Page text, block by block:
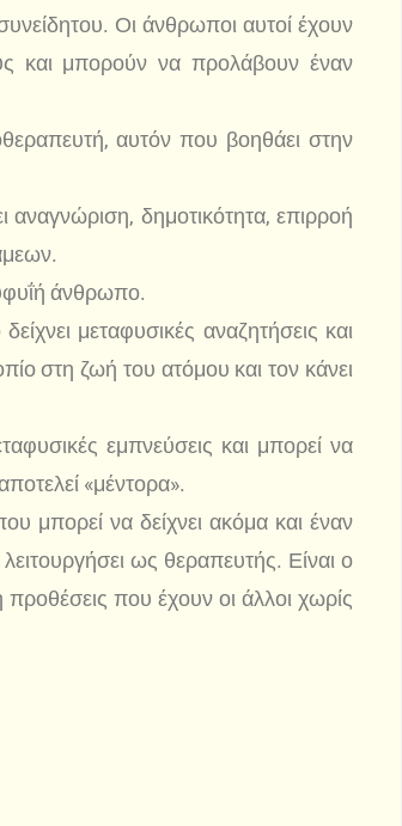
Οι άνθρωποι αυτοί έχουν
και μπορούν να προλάβουν έναν
αυτόν που βοηθάει στην
δημοτικότητα, επιρροή
άνθρωπο.
μεταφυσικές αναζητήσεις και
στη ζωή του ατόμου και τον κάνει
εμπνεύσεις και μπορεί να
«μέντορα».
μπορεί να δείχνει ακόμα και έναν
ως θεραπευτής. Είναι ο
προθέσεις που έχουν οι άλλοι χωρίς